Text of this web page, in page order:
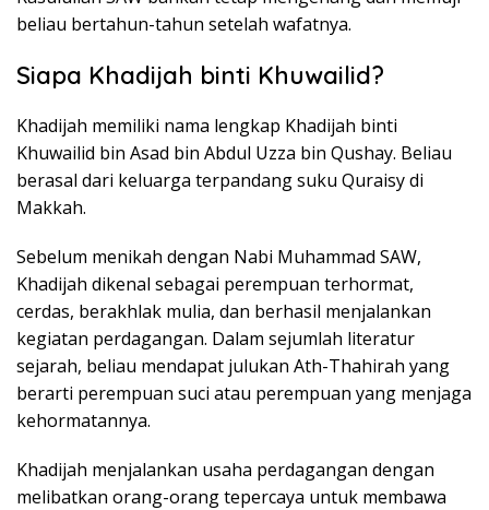
beliau bertahun-tahun setelah wafatnya.
Siapa Khadijah binti Khuwailid?
Khadijah memiliki nama lengkap Khadijah binti
Khuwailid bin Asad bin Abdul Uzza bin Qushay. Beliau
berasal dari keluarga terpandang suku Quraisy di
Makkah.
Sebelum menikah dengan Nabi Muhammad SAW,
Khadijah dikenal sebagai perempuan terhormat,
cerdas, berakhlak mulia, dan berhasil menjalankan
kegiatan perdagangan. Dalam sejumlah literatur
sejarah, beliau mendapat julukan Ath-Thahirah yang
berarti perempuan suci atau perempuan yang menjaga
kehormatannya.
Khadijah menjalankan usaha perdagangan dengan
melibatkan orang-orang tepercaya untuk membawa